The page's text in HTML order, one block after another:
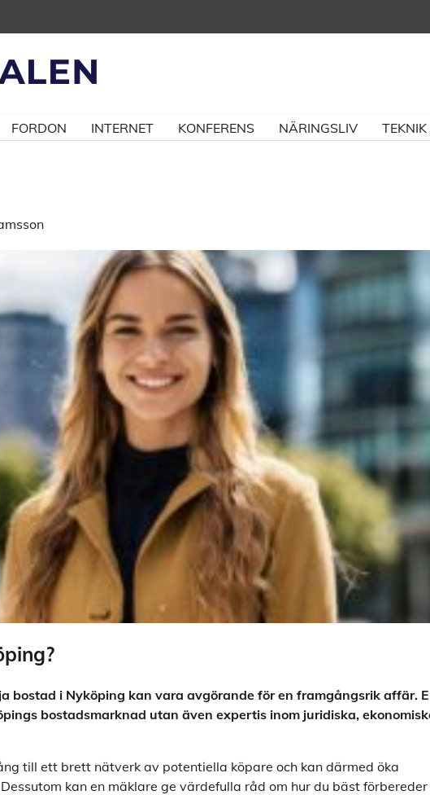
FORDON INTERNET KONFERENS NÄRINGSLIV TEKNIK
bostad i Nyköping kan vara avgörande för en framgångsrik affär.
bostadsmarknad utan även expertis inom juridiska,
till ett brett nätverk av potentiella köpare och kan därmed öka
kan en mäklare ge värdefulla råd om hur du bäst förbereder